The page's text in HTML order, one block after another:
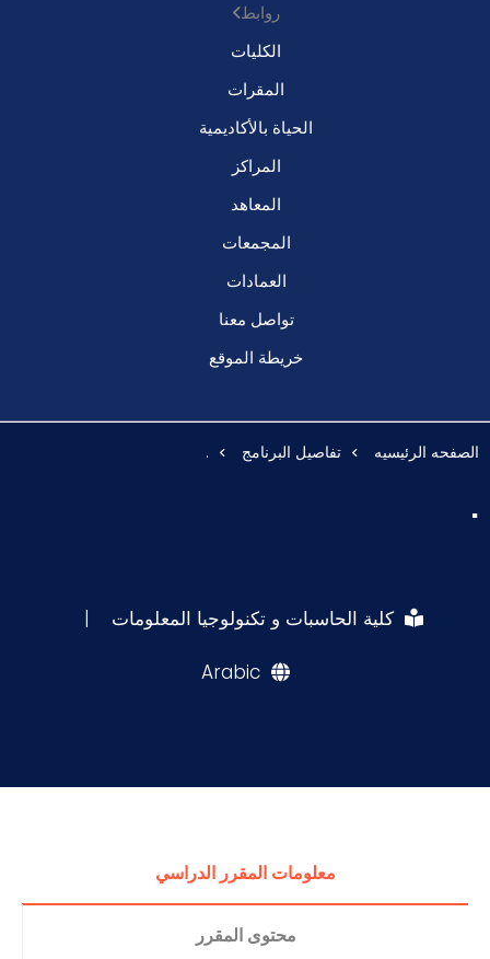
روابط
الكليات
المقرات
الحياة بالأكاديمية
المراكز
المعاهد
المجمعات
العمادات
تواصل معنا
خريطة الموقع
الصفحه الرئيسيه تفاصيل البرنامج .
.
كلية الحاسبات و تكنولوجيا المعلومات |
Arabic
معلومات المقرر الدراسي
محتوى المقرر